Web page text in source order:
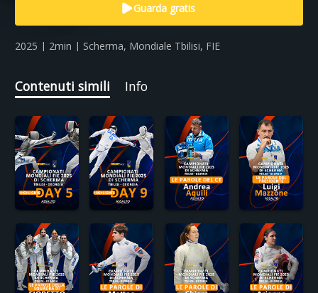
Guarda gratis
2025 | 2min | Scherma, Mondiale Tbilisi, FIE
Contenuti simili Info